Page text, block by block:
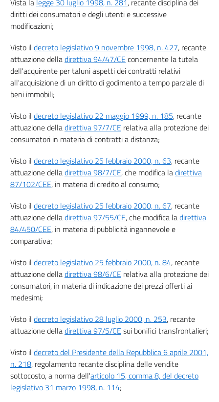
Titolo II
ESERCIZIO DELL'ATTIVITÀ COMMERCIALE
39
Capo II
Promozione delle vendite
Sezione I
Credito al consumo
40
41
42
43
Titolo III
MODALITÀ CONTRATTUALI
44
((Dei diritti dei consumatori nei contratti))
45
46
Sezione I
((Informazioni precontrattuali per i consumatori nei contratti diversi dai
contratti a distanza o negoziati fuori dei locali commerciali))
48
((Informazioni precontrattuali per il consumatore e diritto di recesso nei
contratti a distanza e nei contratti negoziati fuori dei locali commerciali))
49 bis
50
51
Vista la legge 30 luglio 1998, n. 281, recante disciplina dei
diritti dei consumatori e degli utenti e successive
modificazioni;
Visto il decreto legislativo 9 novembre 1998, n. 427, recante
attuazione delladirettiva 94/47/CE concernente la tutela
dell'acquirente per taluni aspetti dei contratti relativi
all'acquisizione di un diritto di godimento a tempo parziale di
beni immobili;
Visto il decreto legislativo 22 maggio 1999, n. 185, recante
attuazione delladirettiva 97/7/CE relativa alla protezione dei
consumatori in materia di contratti a distanza;
Visto il decreto legislativo 25 febbraio 2000, n. 63, recante
attuazione delladirettiva 98/7/CE, che modifica ladirettiva
87/102/CEE, in materia di credito al consumo;
Visto il decreto legislativo 25 febbraio 2000, n. 67, recante
attuazione delladirettiva 97/55/CE, che modifica ladirettiva
84/450/CEE, in materia di pubblicità ingannevole e
comparativa;
Visto il decreto legislativo 25 febbraio 2000, n. 84, recante
attuazione delladirettiva 98/6/CE relativa alla protezione dei
consumatori, in materia di indicazione dei prezzi offerti ai
medesimi;
Visto il decreto legislativo 28 luglio 2000, n. 253, recante
attuazione delladirettiva 97/5/CE sui bonifici transfrontalieri;
Visto il decreto del Presidente della Repubblica 6 aprile 2001,
n. 218, regolamento recante disciplina delle vendite
sottocosto, a norma dell'articolo 15, comma 8, del decreto
legislativo 31 marzo 1998, n. 114;